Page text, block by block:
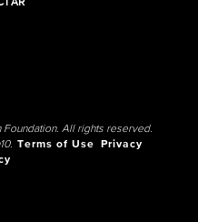
All rights reserved.
Terms of Use
Privacy